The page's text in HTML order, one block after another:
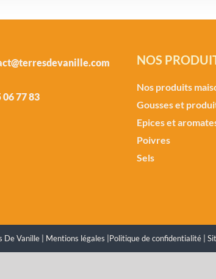
06 77 83
NOS
Nos produits
Gousses et
Epices et
Poivres
Sels
De Vanille | Mentions légales |Politique de confidentialité |